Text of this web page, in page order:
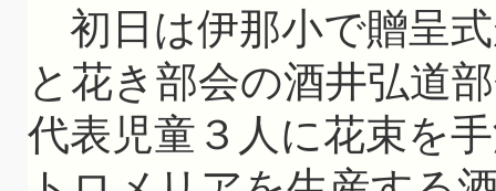
初日は伊那小で贈呈
と花き部会の酒井弘道
代表児童３人に花束を